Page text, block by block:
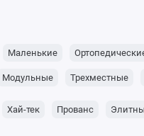
Маленькие
Модульные Трехместные
Хай-тек Прованс